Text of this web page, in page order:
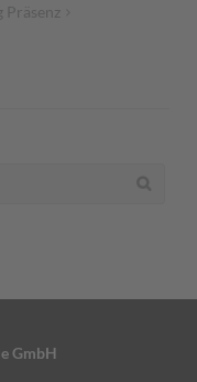
Präsenz
GmbH